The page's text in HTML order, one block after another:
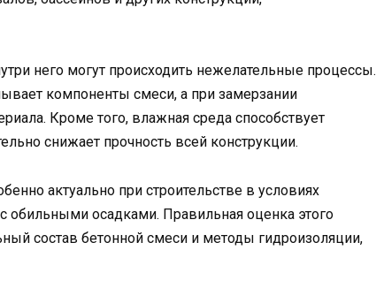
него могут происходить нежелательные процессы.
компоненты смеси, а при замерзании
Кроме того, влажная среда способствует
снижает прочность всей конструкции.
актуально при строительстве в условиях
обильными осадками. Правильная оценка этого
состав бетонной смеси и методы гидроизоляции,